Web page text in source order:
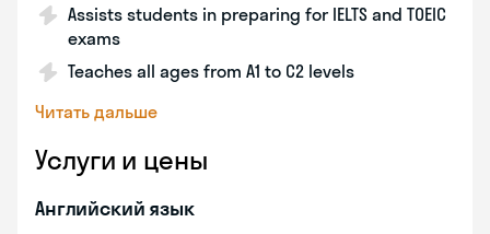
Assists students in preparing for IELTS and TOEIC
exams
Teaches all ages from A1 to C2 levels
Читать дальше
Услуги и цены
Английский язык